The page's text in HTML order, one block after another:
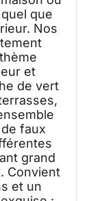
que
Nos
et
de vert
faux
grand
Convient
et un